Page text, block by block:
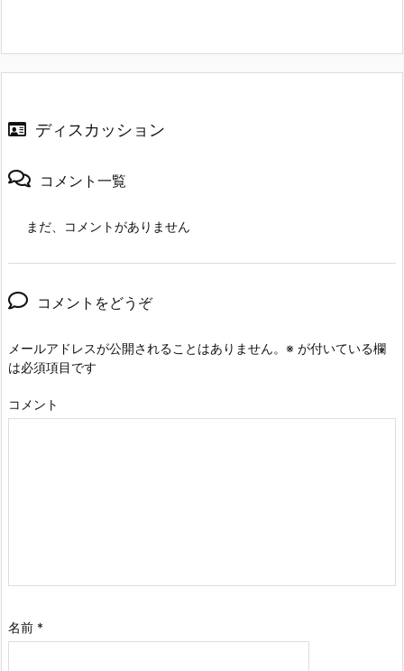
ディスカッション
コメント一覧
まだ、コメントがありません
コメントをどうぞ
メールアドレスが公開されることはありません。 ※ が付いている欄
は必須項目です
コメント
名前 *